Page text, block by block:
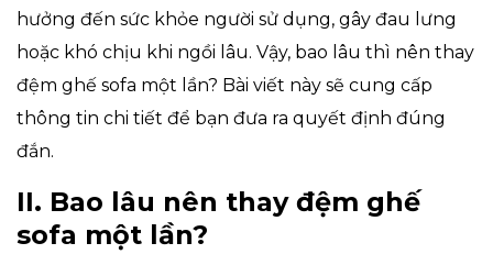
hưởng đến sức khỏe người sử dụng, gây đau lưng
hoặc khó chịu khi ngồi lâu. Vậy, bao lâu thì nên thay
đệm ghế sofa một lần? Bài viết này sẽ cung cấp
thông tin chi tiết để bạn đưa ra quyết định đúng
đắn.
II. Bao lâu nên thay đệm ghế
sofa một lần?